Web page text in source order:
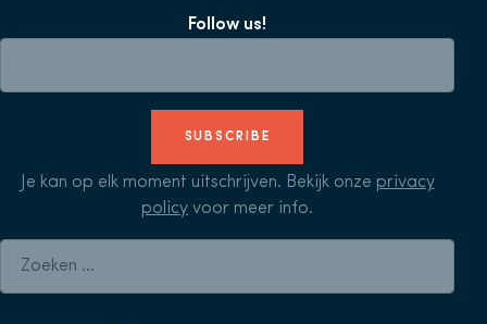
Follow us!
SUBSCRIBE
Je kan op elk moment uitschrijven. Bekijk onze privacy
policy voor meer info.